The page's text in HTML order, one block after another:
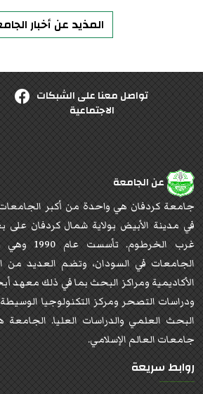
المذيد عن أخبار
تواصل معنا على الشبكات
الاجتماعية
عن الجامعة
جامعة كردفان هي واحدة من أكبر
غرب
الجامعات في السودان، وتضم العديد من
الأكاديمية ومراكز البحث بما في ذلك معهد
ودراسات التصحر ومركز التكنولوجيا
البحث العلمي والدراسات العليا.
جامعات العالم الإسلامي.
روابط سريعة